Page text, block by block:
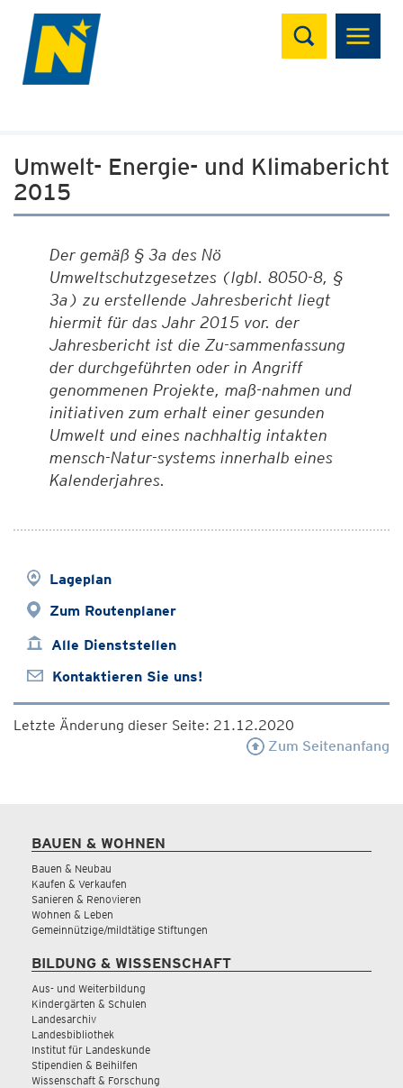
Suchen
Umwelt- Energie- und Klimabericht
2015
Der gemäß § 3a des Nö
Umweltschutzgesetzes (lgbl. 8050-8, §
3a) zu erstellende Jahresbericht liegt
hiermit für das Jahr 2015 vor. der
Jahresbericht ist die Zu-sammenfassung
der durchgeführten oder in Angriff
genommenen Projekte, maß-nahmen und
initiativen zum erhalt einer gesunden
Umwelt und eines nachhaltig intakten
mensch-Natur-systems innerhalb eines
Kalenderjahres.
Lageplan
Zum Routenplaner
Alle Dienststellen
Kontaktieren Sie uns!
Letzte Änderung dieser Seite: 21.12.2020
Zum Seitenanfang
BAUEN & WOHNEN
Bauen & Neubau
Kaufen & Verkaufen
Sanieren & Renovieren
Wohnen & Leben
Gemeinnützige/mildtätige Stiftungen
BILDUNG & WISSENSCHAFT
Aus- und Weiterbildung
Kindergärten & Schulen
Landesarchiv
Landesbibliothek
Institut für Landeskunde
Stipendien & Beihilfen
Wissenschaft & Forschung